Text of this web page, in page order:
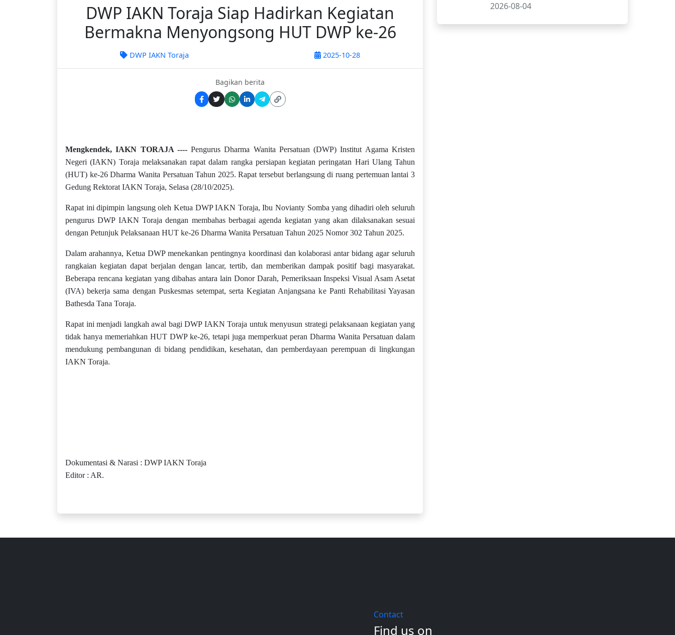
DWP IAKN Toraja Siap Hadirkan Kegiatan
Bermakna Menyongsong HUT DWP ke-26
DWP IAKN Toraja 2025-10-28
Bagikan berita
Mengkendek, IAKN TORAJA ----Pengurus Dharma Wanita Persatuan (DWP) Institut Agama Kristen
Negeri (IAKN) Toraja melaksanakan rapat dalam rangka persiapan kegiatan peringatan Hari Ulang Tahun
(HUT) ke-26 Dharma Wanita Persatuan Tahun 2025. Rapat tersebut berlangsung di ruang pertemuan lantai 3
Gedung Rektorat IAKN Toraja, Selasa (28/10/2025).
Rapat ini dipimpin langsung oleh Ketua DWP IAKN Toraja, Ibu Novianty Somba yang dihadiri oleh seluruh
pengurus DWP IAKN Toraja dengan membahas berbagai agenda kegiatan yang akan dilaksanakan sesuai
dengan Petunjuk Pelaksanaan HUT ke-26 Dharma Wanita Persatuan Tahun 2025 Nomor 302 Tahun 2025.
Dalam arahannya, Ketua DWP menekankan pentingnya koordinasi dan kolaborasi antar bidang agar seluruh
rangkaian kegiatan dapat berjalan dengan lancar, tertib, dan memberikan dampak positif bagi masyarakat.
Beberapa rencana kegiatan yang dibahas antara lain Donor Darah, Pemeriksaan Inspeksi Visual Asam Asetat
(IVA) bekerja sama dengan Puskesmas setempat, serta Kegiatan Anjangsana ke Panti Rehabilitasi Yayasan
Bathesda Tana Toraja.
Rapat ini menjadi langkah awal bagi DWP IAKN Toraja untuk menyusun strategi pelaksanaan kegiatan yang
tidak hanya memeriahkan HUT DWP ke-26, tetapi juga memperkuat peran Dharma Wanita Persatuan dalam
mendukung pembangunan di bidang pendidikan, kesehatan, dan pemberdayaan perempuan di lingkungan
IAKN Toraja.
Dokumentasi & Narasi : DWP IAKN Toraja
Editor : AR.
2026-08-04
Contact
Find us on